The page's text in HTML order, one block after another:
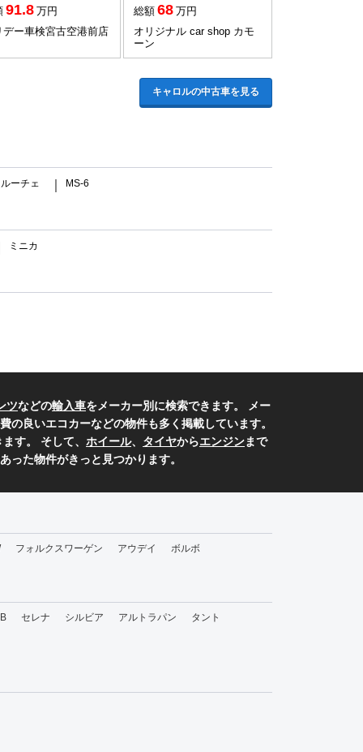
91.8 万円
デー車検宮古空港前店
総額 68 万円
オリジナル car shop カモ
ーン
キャロルの中古車を見る
ルーチェ MS-6
ミニカ
ツなどの輸入車をメーカー別に検索できます。 メー
の良いエコカーなどの物件も多く掲載しています。
す。 そして、 ホイール、 タイヤからエンジンまで
った物件がきっと見つかります。
フォルクスワーゲン アウデイ ボルボ
セレナ シルビア アルトラパン
タント